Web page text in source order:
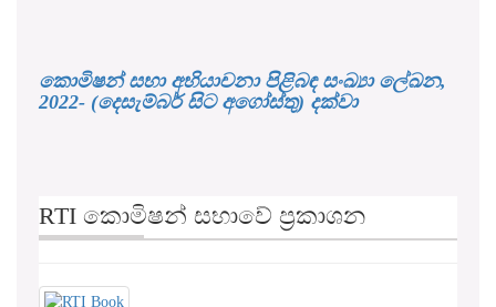
RTI කොමිෂන් සභාවේ ප්‍රකාශන
Reflections on Sri Lanka's RTI Act and RTI Regime
Reflections on Sri Lanka's RTI Act and RTI Regime